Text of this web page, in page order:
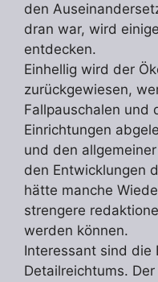
den
dran war, wird
entdecken.
Einhellig wird der
zurückgewiesen,
Fallpauschalen und
Einrichtungen
und den
den Entwicklungen
hätte manche
strengere
werden können.
Interessant sind die
Detailreichtums.